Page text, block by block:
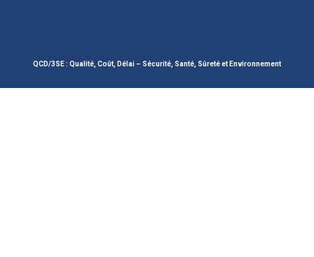
QCD/3SE : Qualité, Coût, Délai – Sécurité, Santé, Sûreté et Environnement